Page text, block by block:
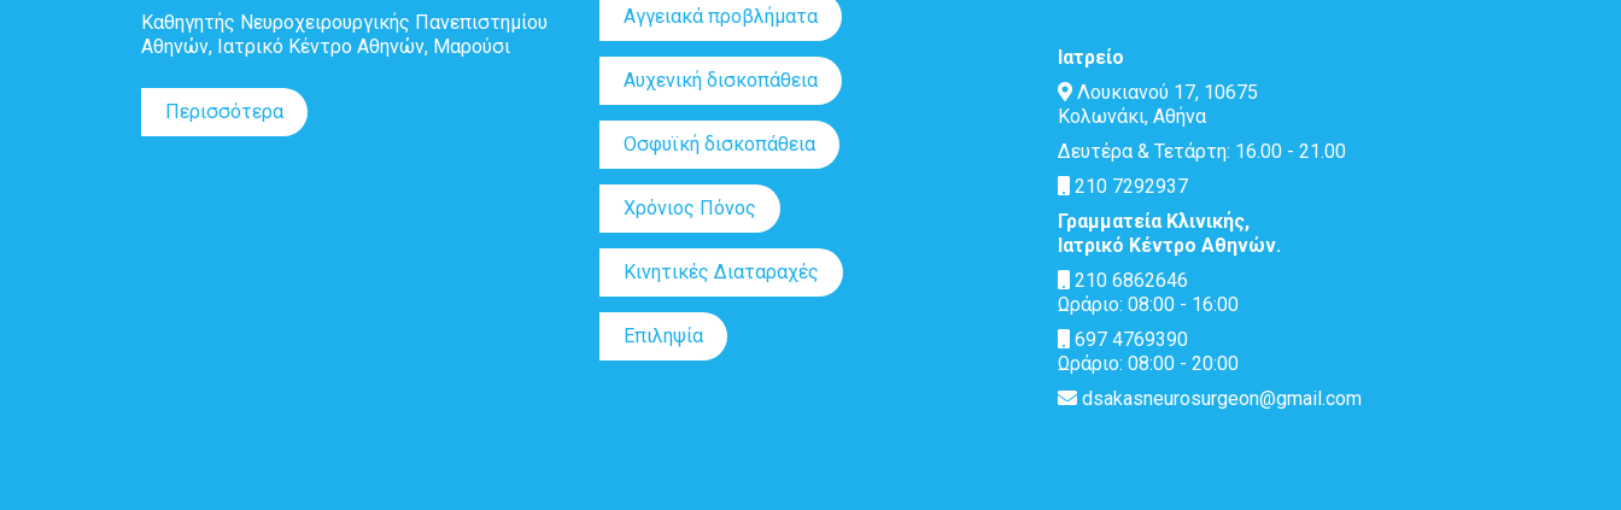
Καθηγητής Νευροχειρουργικής Πανεπιστημίου
Αθηνών, Ιατρικό Κέντρο Αθηνών, Μαρούσι
Περισσότερα
Αγγειακά προβλήματα
Αυχενική δισκοπάθεια
Οσφυϊκή δισκοπάθεια
Χρόνιος Πόνος
Κινητικές Διαταραχές
Επιληψία
Ιατρείο
Λουκιανού 17, 10675
Κολωνάκι, Αθήνα
Δευτέρα & Τετάρτη: 16.00 - 21.00
210 7292937
Γραμματεία Κλινικής,
Ιατρικό Κέντρο Αθηνών.
210 6862646
Ωράριο: 08:00 - 16:00
697 4769390
Ωράριο: 08:00 - 20:00
dsakasneurosurgeon@gmail.com